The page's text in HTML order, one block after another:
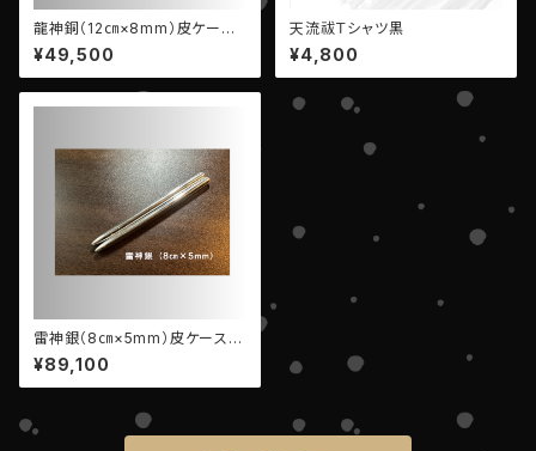
龍神銅（12㎝×8mm）皮ケース
付属（ケースの色は選択できま
せん）
¥49,500
天流祓Ｔシャツ黒
¥4,800
雷神銀（8㎝×5mm）皮ケース付
属（ケースの色は選択できませ
ん）
¥89,100